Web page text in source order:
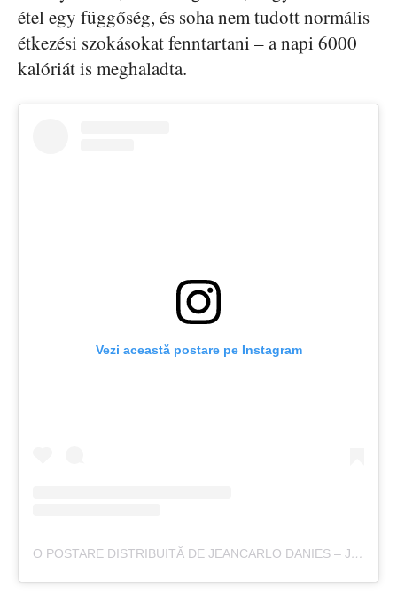
étel egy függőség, és soha nem tudott normális
étkezési szokásokat fenntartani – a napi 6000
kalóriát is meghaladta.
Vezi această postare pe Instagram
O POSTARE DISTRIBUITĂ DE JEANCARLO DANIES – JC (@FATFREEFOUNDATION)